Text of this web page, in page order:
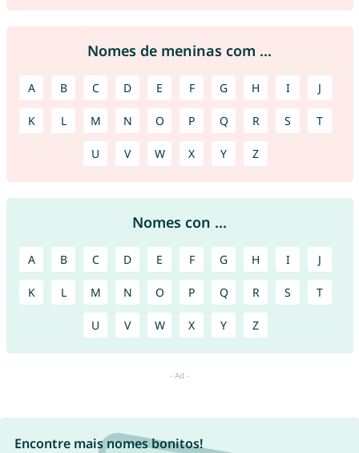
Nomes de meninas com ...
A B C D E F G H I J
K L M N O P Q R S T
U V W X Y Z
Nomes con ...
A B C D E F G H I J
K L M N O P Q R S T
U V W X Y Z
Encontre mais nomes bonitos!